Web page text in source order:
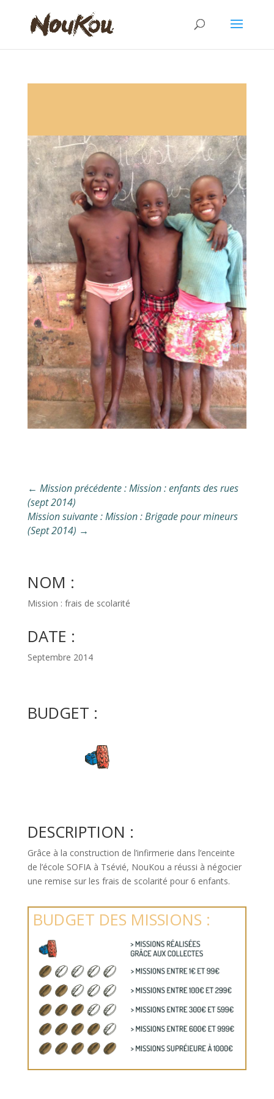
← Mission précédente : Mission : enfants des rues
(sept 2014)
Mission suivante : Mission : Brigade pour mineurs
(Sept 2014) →
NOM :
Mission : frais de scolarité
DATE :
Septembre 2014
BUDGET :
DESCRIPTION :
Grâce à la construction de l’infirmerie dans l’enceinte
de l’école SOFIA à Tsévié, NouKou a réussi à négocier
une remise sur les frais de scolarité pour 6 enfants.
BUDGET DES MISSIONS :